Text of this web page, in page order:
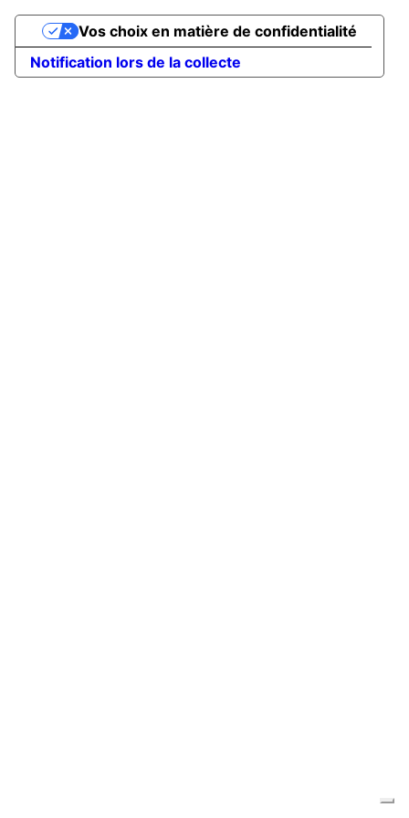
Notification lors de la collecte
Vos choix en matière de confidentialité